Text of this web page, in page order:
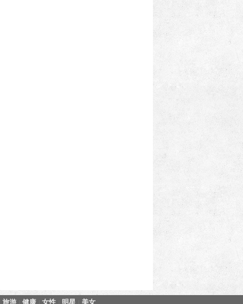
旅游 健康 女性 明星 美女